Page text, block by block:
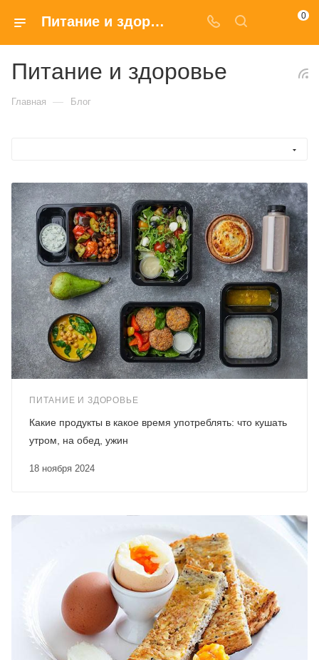
Питание и здоровье 0
Питание и здоровье
Главная — Блог
ПИТАНИЕ И ЗДОРОВЬЕ
18 ноября 2024
Какие продукты в какое время употреблять: что кушать
утром, на обед, ужин